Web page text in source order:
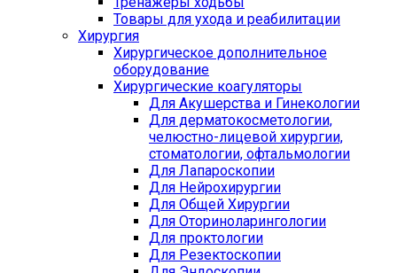
Товары для ухода и реабилитации
Хирургия
Хирургическое дополнительное
оборудование
Хирургические коагуляторы
Для Акушерства и Гинекологии
Для дерматокосметологии,
челюстно-лицевой хирургии,
стоматологии, офтальмологии
Для Лапароскопии
Для Нейрохирургии
Для Общей Хирургии
Для Оториноларингологии
Для проктологии
Для Резектоскопии